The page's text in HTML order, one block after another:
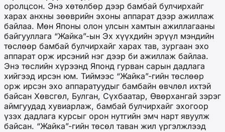
оролцсон. Энэ хөтөлбөр дээр бамбай булчирхайг
харах анхны зөөврийн эхоны аппарат дээр ажиллаж
байлаа. Мөн Японы олон улсын хамтын ажиллагааны
байгууллага “Жайка”-ын Эх хүүхдийн эрүүл мэндийн
төслөөр бамбай булчирхайг харах тав, зургаан эхо
аппарат орж ирсэний нэг дээр би ажиллаж байлаа.
Энэ төслийн хүрээнд Японд гурван сарын дадлага
хийгээд ирсэн юм. Тиймээс “Жайка”-гийн төслөөр
орж ирсэн эхо аппаратуудыг бамбайн өвчлөл ихтэй
байсан Хөвсгөл, Булган, Сүхбаатар, Өвөрхангай зэрэг
аймгуудад хувиарлаж, бамбай булчирхайг эхогоор
үзэх дадлага курсыг орон нутгийн эмч нарт явуулж
байсан. “Жайка”-гийн төсөл таван жил үргэлжлээд